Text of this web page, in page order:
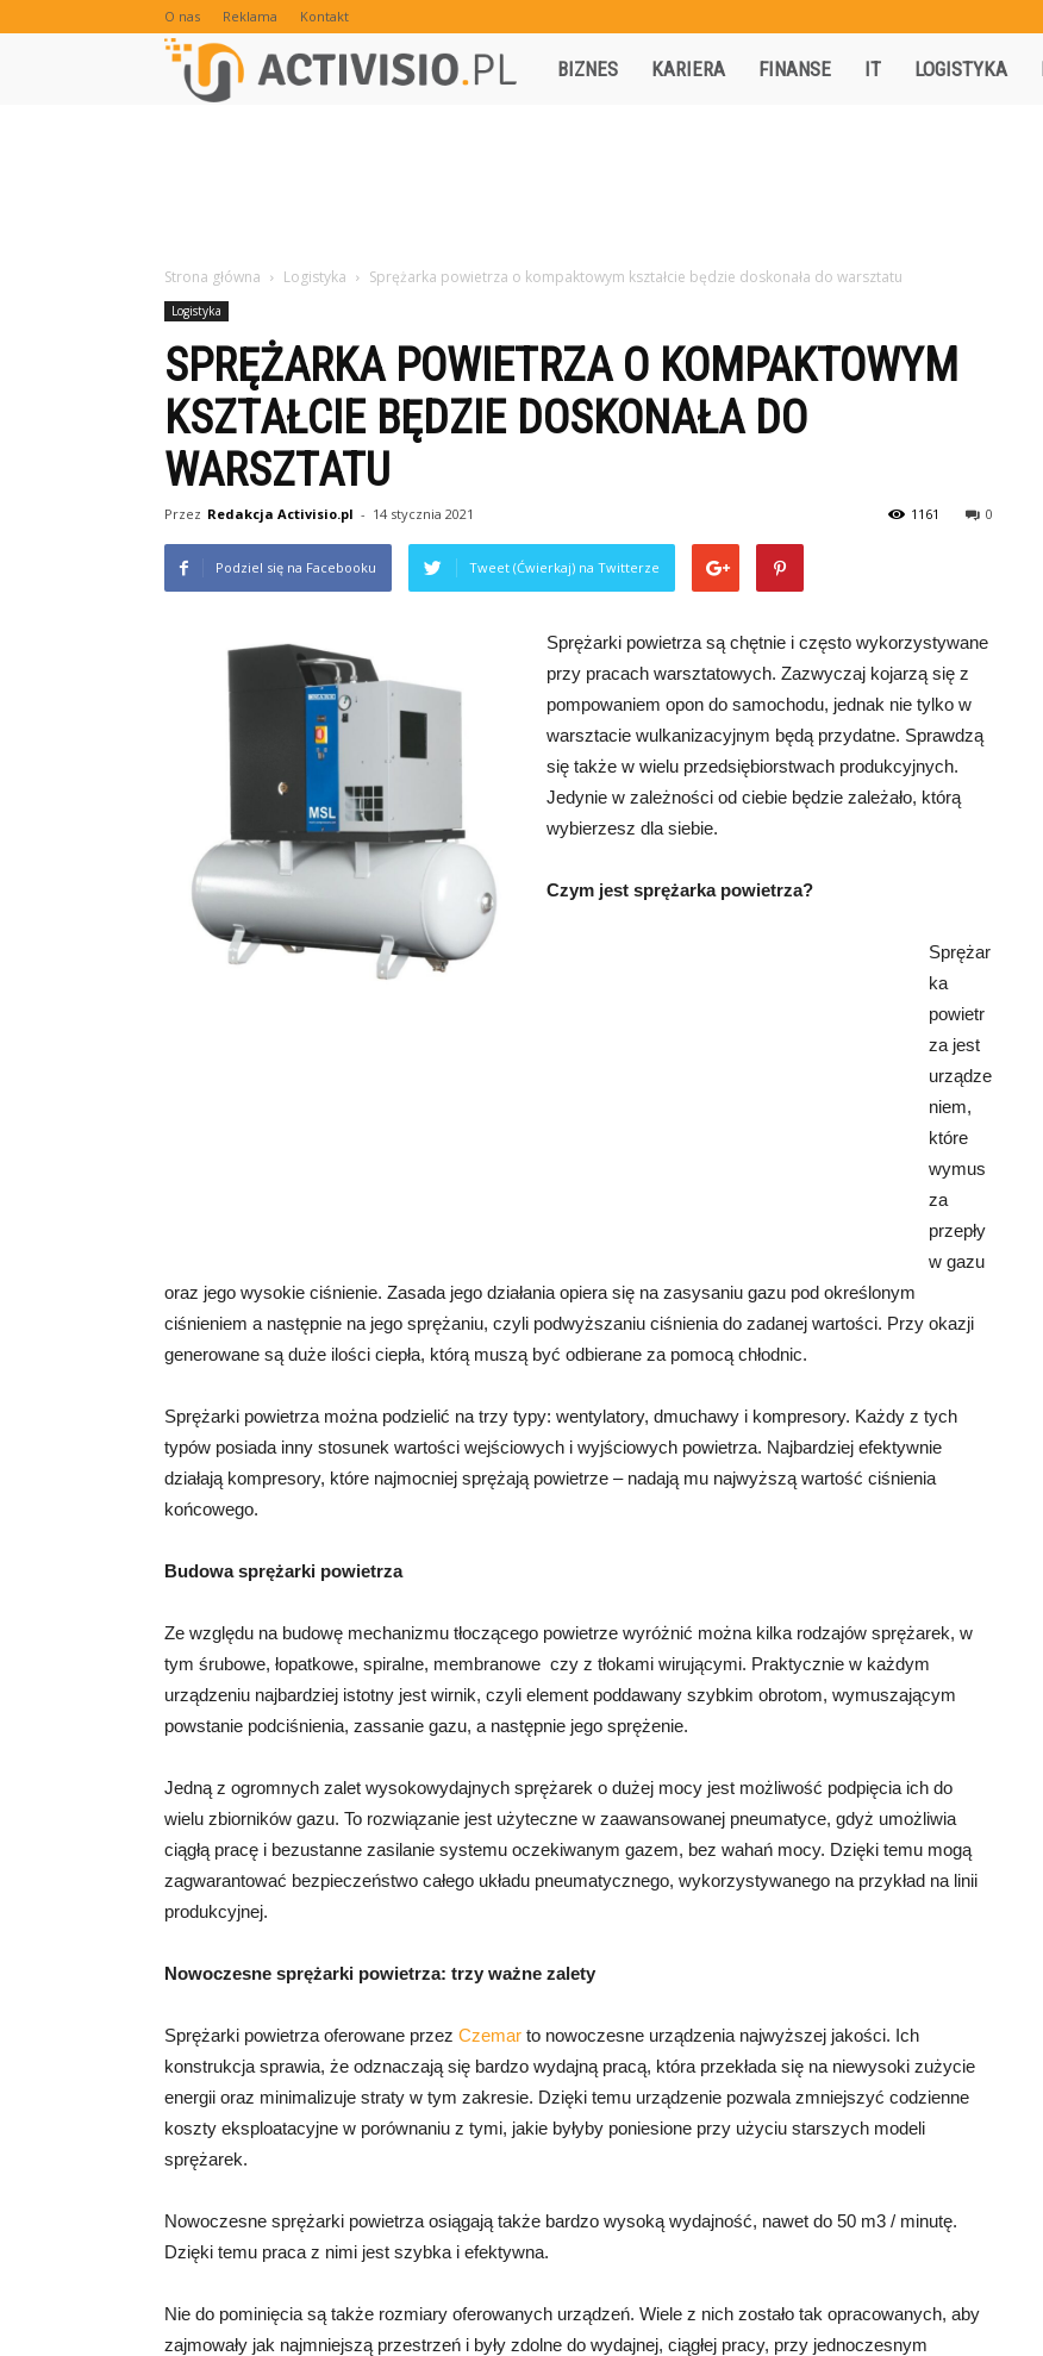
O nas Reklama Kontakt
Activisio.pl
BIZNES KARIERA FINANSE IT LOGISTYKA
Strona główna Logistyka Sprężarka powietrza o kompaktowym kształcie będzie doskonała do warsztatu
Logistyka
SPRĘŻARKA POWIETRZA O KOMPAKTOWYM
KSZTAŁCIE BĘDZIE DOSKONAŁA DO
WARSZTATU
Przez Redakcja Activisio.pl - 14 stycznia 2021 0
1161
Podziel się na Facebooku Tweet (Ćwierkaj) na Twitterze
Sprężarki powietrza są chętnie i często wykorzystywane
przy pracach warsztatowych. Zazwyczaj kojarzą się z
pompowaniem opon do samochodu, jednak nie tylko w
warsztacie wulkanizacyjnym będą przydatne. Sprawdzą
się także w wielu przedsiębiorstwach produkcyjnych.
Jedynie w zależności od ciebie będzie zależało, którą
wybierzesz dla siebie.
Czym jest sprężarka powietrza?
Sprężar
ka
powietr
za jest
urządze
niem,
które
wymus
za
przepły
w gazu
oraz jego wysokie ciśnienie. Zasada jego działania opiera się na zasysaniu gazu pod określonym
ciśnieniem a następnie na jego sprężaniu, czyli podwyższaniu ciśnienia do zadanej wartości. Przy okazji
generowane są duże ilości ciepła, którą muszą być odbierane za pomocą chłodnic.
Sprężarki powietrza można podzielić na trzy typy: wentylatory, dmuchawy i kompresory. Każdy z tych
typów posiada inny stosunek wartości wejściowych i wyjściowych powietrza. Najbardziej efektywnie
działają kompresory, które najmocniej sprężają powietrze – nadają mu najwyższą wartość ciśnienia
końcowego.
Budowa sprężarki powietrza
Ze względu na budowę mechanizmu tłoczącego powietrze wyróżnić można kilka rodzajów sprężarek, w
tym śrubowe, łopatkowe, spiralne, membranowe czy z tłokami wirującymi. Praktycznie w każdym
urządzeniu najbardziej istotny jest wirnik, czyli element poddawany szybkim obrotom, wymuszającym
powstanie podciśnienia, zassanie gazu, a następnie jego sprężenie.
Jedną z ogromnych zalet wysokowydajnych sprężarek o dużej mocy jest możliwość podpięcia ich do
wielu zbiorników gazu. To rozwiązanie jest użyteczne w zaawansowanej pneumatyce, gdyż umożliwia
ciągłą pracę i bezustanne zasilanie systemu oczekiwanym gazem, bez wahań mocy. Dzięki temu mogą
zagwarantować bezpieczeństwo całego układu pneumatycznego, wykorzystywanego na przykład na linii
produkcyjnej.
Nowoczesne sprężarki powietrza: trzy ważne zalety
Sprężarki powietrza oferowane przez Czemar to nowoczesne urządzenia najwyższej jakości. Ich
konstrukcja sprawia, że odznaczają się bardzo wydajną pracą, która przekłada się na niewysoki zużycie
energii oraz minimalizuje straty w tym zakresie. Dzięki temu urządzenie pozwala zmniejszyć codzienne
koszty eksploatacyjne w porównaniu z tymi, jakie byłyby poniesione przy użyciu starszych modeli
sprężarek.
Nowoczesne sprężarki powietrza osiągają także bardzo wysoką wydajność, nawet do 50 m3 / minutę.
Dzięki temu praca z nimi jest szybka i efektywna.
Nie do pominięcia są także rozmiary oferowanych urządzeń. Wiele z nich zostało tak opracowanych, aby
zajmowały jak najmniejszą przestrzeń i były zdolne do wydajnej, ciągłej pracy, przy jednoczesnym